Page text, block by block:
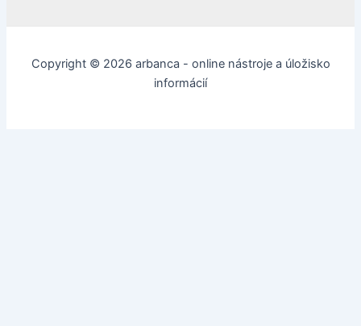
Copyright © 2026 arbanca - online nástroje a úložisko
informácií